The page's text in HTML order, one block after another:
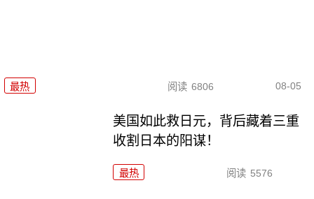
最热 阅读 6806 08-05
美国如此救日元，背后藏着三重
收割日本的阳谋！
最热 阅读 5576